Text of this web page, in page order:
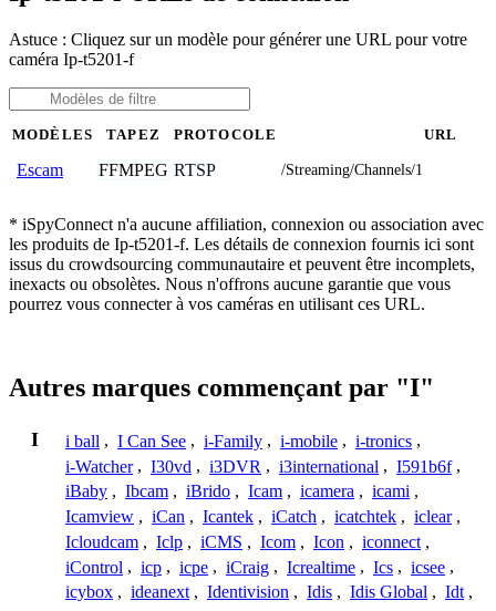
Astuce : Cliquez sur un modèle pour générer une URL pour votre
caméra Ip-t5201-f
MODÈLES TAPEZ PROTOCOLE URL
Escam FFMPEG RTSP /Streaming/Channels/1
* iSpyConnect n'a aucune affiliation, connexion ou association avec
les produits de Ip-t5201-f. Les détails de connexion fournis ici sont
issus du crowdsourcing communautaire et peuvent être incomplets,
inexacts ou obsolètes. Nous n'offrons aucune garantie que vous
pourrez vous connecter à vos caméras en utilisant ces URL.
Autres marques commençant par "I"
I i ball , I Can See , i-Family , i-mobile , i-tronics ,
i-Watcher , I30vd , i3DVR , i3international , I591b6f ,
iBaby , Ibcam , iBrido , Icam , icamera , icami ,
Icamview , iCan , Icantek , iCatch , icatchtek , iclear ,
Icloudcam , Iclp , iCMS , Icom , Icon , iconnect ,
iControl , icp , icpe , iCraig , Icrealtime , Ics , icsee ,
icybox , ideanext , Identivision , Idis , Idis Global , Idt ,